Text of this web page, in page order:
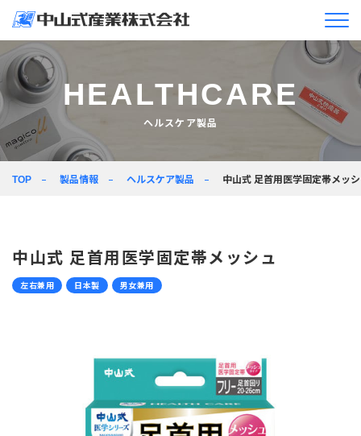
企業情報
ニュースリリース＆トピックス
製品情報
お問い合わせ ONLINE SHOP
HEALTHCARE
ヘルスケア製品
TOP 製品情報 ヘルスケア製品 中山式 足首用医学固定帯メッ
中山式 足首用医学固定帯メッシュ
左右兼用 日本製 男女兼用